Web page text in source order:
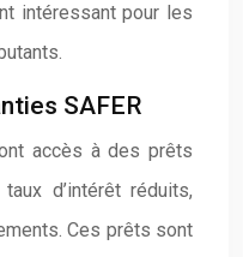
intéressant pour les
SAFER
accès à des prêts
d’intérêt réduits,
Ces prêts sont